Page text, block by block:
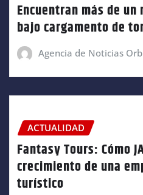
Encuentran más de
bajo cargamento de
Agencia de Noticias
ACTUALIDAD
Fantasy Tours: Cómo
crecimiento de una
turístico